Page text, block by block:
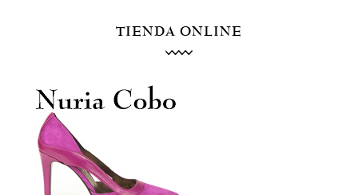
TIENDA ONLINE